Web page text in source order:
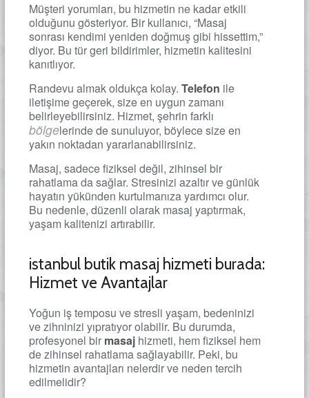
Müşteri yorumları, bu hizmetin ne kadar etkili
olduğunu gösteriyor. Bir kullanıcı, “Masaj
sonrası kendimi yeniden doğmuş gibi hissettim,”
diyor. Bu tür geri bildirimler, hizmetin kalitesini
kanıtlıyor.
Randevu almak oldukça kolay. Telefon ile
iletişime geçerek, size en uygun zamanı
belirleyebilirsiniz. Hizmet, şehrin farklı
bölgelerinde de sunuluyor, böylece size en
yakın noktadan yararlanabilirsiniz.
Masaj, sadece fiziksel değil, zihinsel bir
rahatlama da sağlar. Stresinizi azaltır ve günlük
hayatın yükünden kurtulmanıza yardımcı olur.
Bu nedenle, düzenli olarak masaj yaptırmak,
yaşam kalitenizi artırabilir.
istanbul butik masaj hizmeti burada:
Hizmet ve Avantajlar
Yoğun iş temposu ve stresli yaşam, bedeninizi
ve zihninizi yıpratıyor olabilir. Bu durumda,
profesyonel bir masajhizmeti, hem fiziksel hem
de zihinsel rahatlama sağlayabilir. Peki, bu
hizmetin avantajları nelerdir ve neden tercih
edilmelidir?